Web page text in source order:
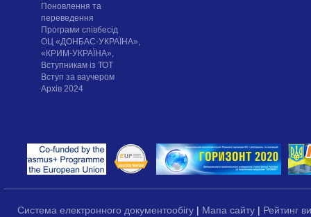
Поновлення та
переведення
Програми співбесід
ОЦ «ДОНБАС-УКРАЇНА»,
«КРИМ-УКРАЇНА»,
Вступникам із ТОТ
Вступ за ваучером
Архів 2024
Система електронного документообігу | Мапа сайту | Рейтинг